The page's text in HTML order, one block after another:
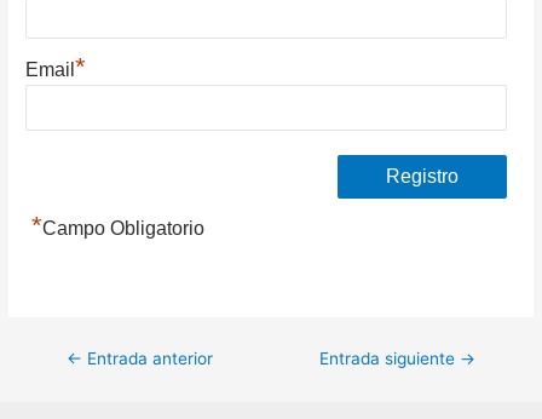
Email*
*Campo Obligatorio
Navegación
← Entrada anterior Entrada siguiente →